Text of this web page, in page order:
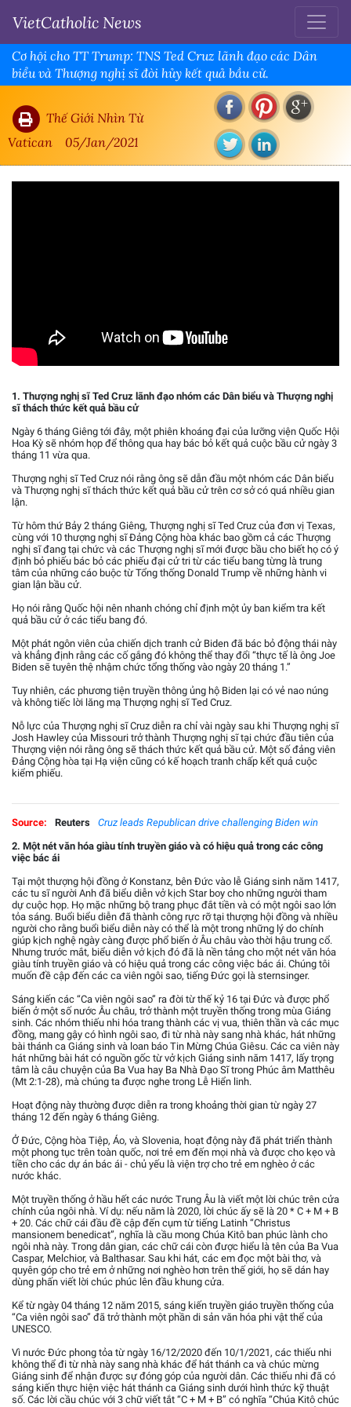
VietCatholic News
Cơ hội cho TT Trump: TNS Ted Cruz lãnh đạo các Dân
biểu và Thượng nghị sĩ đòi hủy kết quả bầu cử.
Thế Giới Nhìn Từ
Vatican
05/Jan/2021
1. Thượng nghị sĩ Ted Cruz lãnh đạo nhóm các Dân biểu và Thượng nghị
sĩ thách thức kết quả bầu cử
Ngày 6 tháng Giêng tới đây, một phiên khoáng đại của lưỡng viện Quốc Hội
Hoa Kỳ sẽ nhóm họp để thông qua hay bác bỏ kết quả cuộc bầu cử ngày 3
tháng 11 vừa qua.
Thượng nghị sĩ Ted Cruz nói rằng ông sẽ dẫn đầu một nhóm các Dân biểu
và Thượng nghị sĩ thách thức kết quả bầu cử trên cơ sở có quá nhiều gian
lận.
Từ hôm thứ Bảy 2 tháng Giêng, Thượng nghị sĩ Ted Cruz của đơn vị Texas,
cùng với 10 thượng nghị sĩ Đảng Cộng hòa khác bao gồm cả các Thượng
nghị sĩ đang tại chức và các Thượng nghị sĩ mới được bầu cho biết họ có ý
định bỏ phiếu bác bỏ các phiếu đại cử tri từ các tiểu bang từng là trung
tâm của những cáo buộc từ Tổng thống Donald Trump về những hành vi
gian lận bầu cử.
Họ nói rằng Quốc hội nên nhanh chóng chỉ định một ủy ban kiểm tra kết
quả bầu cử ở các tiểu bang đó.
Một phát ngôn viên của chiến dịch tranh cử Biden đã bác bỏ động thái này
và khẳng định rằng các cố gắng đó không thể thay đổi “thực tế là ông Joe
Biden sẽ tuyên thệ nhậm chức tổng thống vào ngày 20 tháng 1.”
Tuy nhiên, các phương tiện truyền thông ủng hộ Biden lại có vẻ nao núng
và không tiếc lời lăng mạ Thượng nghị sĩ Ted Cruz.
Nỗ lực của Thượng nghị sĩ Cruz diễn ra chỉ vài ngày sau khi Thượng nghị sĩ
Josh Hawley của Missouri trở thành Thượng nghị sĩ tại chức đầu tiên của
Thượng viện nói rằng ông sẽ thách thức kết quả bầu cử. Một số đảng viên
Đảng Cộng hòa tại Hạ viện cũng có kế hoạch tranh chấp kết quả cuộc
kiểm phiếu.
Source: Reuters
Cruz leads Republican drive challenging Biden win
2. Một nét văn hóa giàu tính truyền giáo và có hiệu quả trong các công
việc bác ái
Tại một thượng hội đồng ở Konstanz, bên Đức vào lễ Giáng sinh năm 1417,
các tu sĩ người Anh đã biểu diễn vở kịch Star boy cho những người tham
dự cuộc họp. Họ mặc những bộ trang phục đắt tiền và có một ngôi sao lớn
tỏa sáng. Buổi biểu diễn đã thành công rực rỡ tại thượng hội đồng và nhiều
người cho rằng buổi biểu diễn này có thể là một trong những lý do chính
giúp kịch nghệ ngày càng được phổ biến ở Âu châu vào thời hậu trung cổ.
Nhưng trước mắt, biểu diễn vở kịch đó đã là nền tảng cho một nét văn hóa
giàu tính truyền giáo và có hiệu quả trong các công việc bác ái. Chúng tôi
muốn đề cập đến các ca viên ngôi sao, tiếng Đức gọi là sternsinger.
Sáng kiến các “Ca viên ngôi sao” ra đời từ thế kỷ 16 tại Đức và được phổ
biến ở một số nước Âu châu, trở thành một truyền thống trong mùa Giáng
sinh. Các nhóm thiếu nhi hóa trang thành các vị vua, thiên thần và các mục
đồng, mang gậy có hình ngôi sao, đi từ nhà này sang nhà khác, hát những
bài thánh ca Giáng sinh và loan báo Tin Mừng Chúa Giêsu. Các ca viên này
hát những bài hát có nguồn gốc từ vở kịch Giáng sinh năm 1417, lấy trọng
tâm là câu chuyện của Ba Vua hay Ba Nhà Đạo Sĩ trong Phúc âm Matthêu
(Mt 2:1-28), mà chúng ta được nghe trong Lễ Hiển linh.
Hoạt động này thường được diễn ra trong khoảng thời gian từ ngày 27
tháng 12 đến ngày 6 tháng Giêng.
Ở Đức, Cộng hòa Tiệp, Áo, và Slovenia, hoạt động này đã phát triển thành
một phong tục trên toàn quốc, nơi trẻ em đến mọi nhà và được cho kẹo và
tiền cho các dự án bác ái - chủ yếu là viện trợ cho trẻ em nghèo ở các
nước khác.
Một truyền thống ở hầu hết các nước Trung Âu là viết một lời chúc trên cửa
chính của ngôi nhà. Ví dụ: nếu năm là 2020, lời chúc ấy sẽ là 20 * C + M + B
+ 20. Các chữ cái đầu đề cập đến cụm từ tiếng Latinh “Christus
mansionem benedicat”, nghĩa là cầu mong Chúa Kitô ban phúc lành cho
ngôi nhà này. Trong dân gian, các chữ cái còn được hiểu là tên của Ba Vua
Caspar, Melchior, và Balthasar. Sau khi hát, các em đọc một bài thơ, và
quyên góp cho trẻ em ở những nơi nghèo hơn trên thế giới, họ sẽ dán hay
dùng phấn viết lời chúc phúc lên đầu khung cửa.
Kể từ ngày 04 tháng 12 năm 2015, sáng kiến truyền giáo truyền thống của
“Ca viên ngôi sao” đã trở thành một phần di sản văn hóa phi vật thể của
UNESCO.
Vì nước Đức phong tỏa từ ngày 16/12/2020 đến 10/1/2021, các thiếu nhi
không thể đi từ nhà này sang nhà khác để hát thánh ca và chúc mừng
Giáng sinh để nhận được sự đóng góp của người dân. Các thiếu nhi đã có
sáng kiến thực hiện việc hát thánh ca Giáng sinh dưới hình thức kỹ thuật
số. Các lời cầu chúc với 3 chữ viết tắt “C + M + B” có nghĩa “Chúa Kitô chúc